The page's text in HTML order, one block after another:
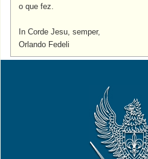
o que fez.
In Corde Jesu, semper,
Orlando Fedeli